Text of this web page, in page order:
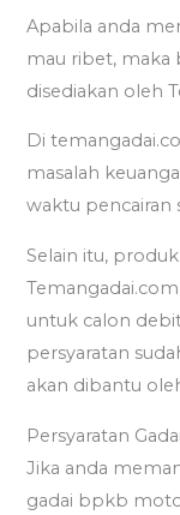
Apabila anda
mau ribet, maka
disediakan oleh
Di
masalah
waktu pencairan
Selain itu,
untuk calon
persyaratan
akan dibantu
Persyaratan
Jika anda
gadai bpkb